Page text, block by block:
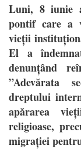
Luni, 8 iunie
pontif care a
vieții
El a
denunțând
”Adevărata
dreptului
apărarea
religioase,
migrației